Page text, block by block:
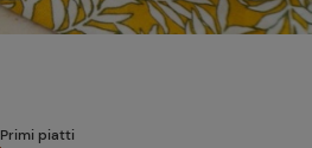
Primi piatti